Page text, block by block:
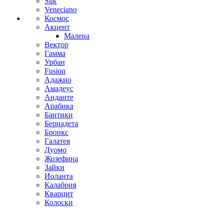
Veneciano
Космос
Акцент
Малена
Вектор
Гамма
Урбан
Fusion
Адажио
Амадеус
Анданте
Арабика
Бантики
Бернадета
Бронкс
Галатея
Дуомо
Жозефина
Зайки
Иоланта
Калабрия
Кварцит
Колоски